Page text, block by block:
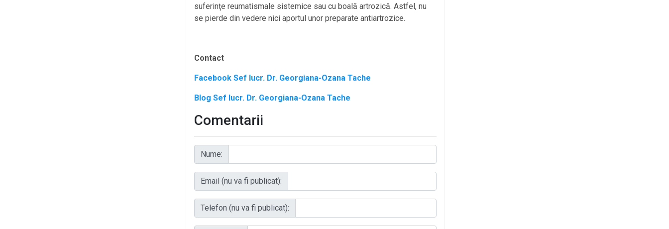
suferinţe reumatismale sistemice sau cu boală artrozică. Astfel, nu
se pierde din vedere nici aportul unor preparate antiartrozice.
Contact
Facebook Sef lucr. Dr. Georgiana-Ozana Tache
Blog Sef lucr. Dr. Georgiana-Ozana Tache
Comentarii
Nume:
Email (nu va fi publicat):
Telefon (nu va fi publicat):